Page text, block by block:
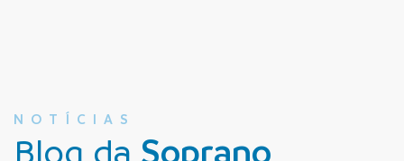
NOTÍCIAS
Blog da Soprano